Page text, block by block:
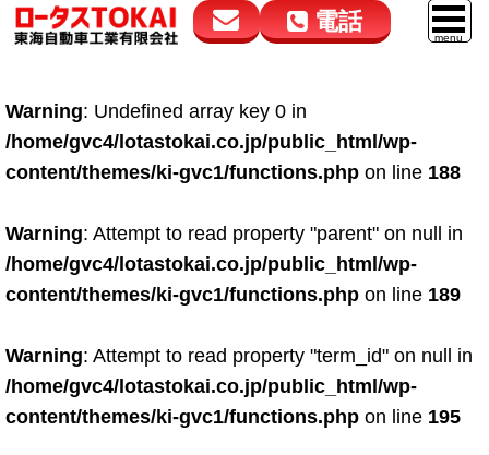
電話
050-5264-4432
9:00～18:00
050-5264-4433
9:00～18:00
車販売
スマイル車検
鈑金・塗装
点検・整備
ロードサービス
レンタカー
Warning: Undefined array key 0 in
/home/gvc4/lotastokai.co.jp/public_html/wp-
content/themes/ki-gvc1/functions.php on line 188
Warning: Attempt to read property "parent" on null in
/home/gvc4/lotastokai.co.jp/public_html/wp-
content/themes/ki-gvc1/functions.php on line 189
Warning: Attempt to read property "term_id" on null in
/home/gvc4/lotastokai.co.jp/public_html/wp-
content/themes/ki-gvc1/functions.php on line 195